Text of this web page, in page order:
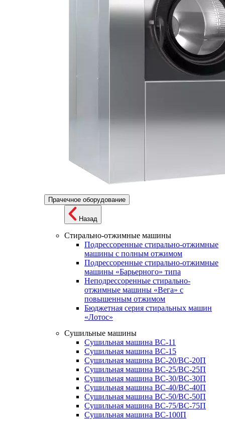
Прачечное оборудование
Назад
Стирально-отжимные машины
Подрессоренные стирально-отжимные
машины с полным отжимом
Подрессоренные стирально-отжимные
машины «Барьерного» типа
Неподрессоренные стирально-
отжимные машины «Вега» с
повышенным отжимом
Бюджетная серия стиральных машин
«Лотос»
Сушильные машины
Сушильная машина ВС-11
Сушильная машина ВС-15
Сушильная машина ВС-20/ВС-20П
Сушильная машина ВС-25/ВС-25П
Сушильная машина ВС-30/ВС-30П
Сушильная машина ВС-40/ВС-40П
Сушильная машина ВС-50/ВС-50П
Сушильная машина ВС-75/ВС-75П
Сушильная машина ВС-100П